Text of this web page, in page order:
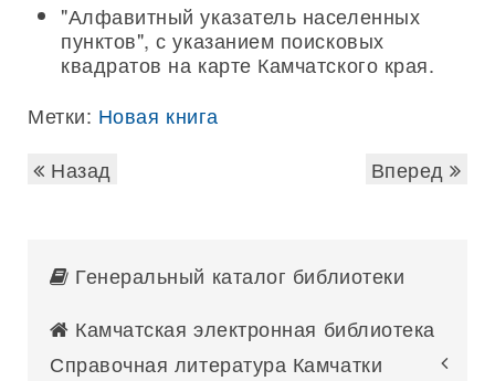
"Алфавитный указатель населенных
пунктов", с указанием поисковых
квадратов на карте Камчатского края.
Метки: Новая книга
Назад
Вперед
Генеральный каталог библиотеки
Камчатская электронная библиотека
Справочная литература Камчатки